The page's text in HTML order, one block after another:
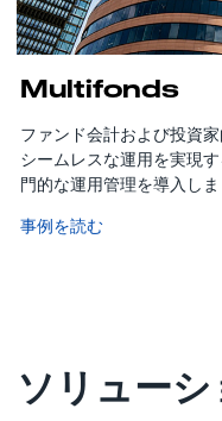
Multifonds
ファンド会計および投資
シームレスな運用を実現
門的な運用管理を導入しま
事例を読む
ソリューシ